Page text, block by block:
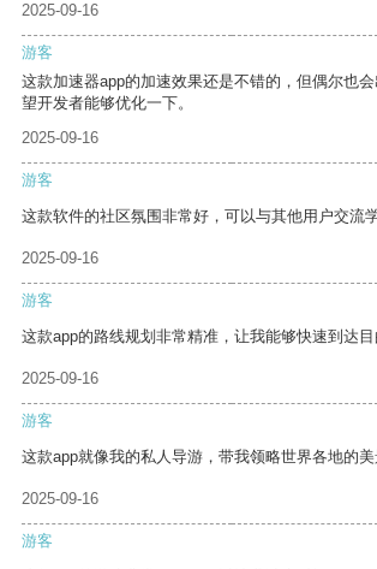
2025-09-16
游客
这款加速器app的加速效果还是不错的，但偶尔也
望开发者能够优化一下。
2025-09-16
游客
这款软件的社区氛围非常好，可以与其他用户交流学
2025-09-16
游客
这款app的路线规划非常精准，让我能够快速到达目
2025-09-16
游客
这款app就像我的私人导游，带我领略世界各地的美
2025-09-16
游客